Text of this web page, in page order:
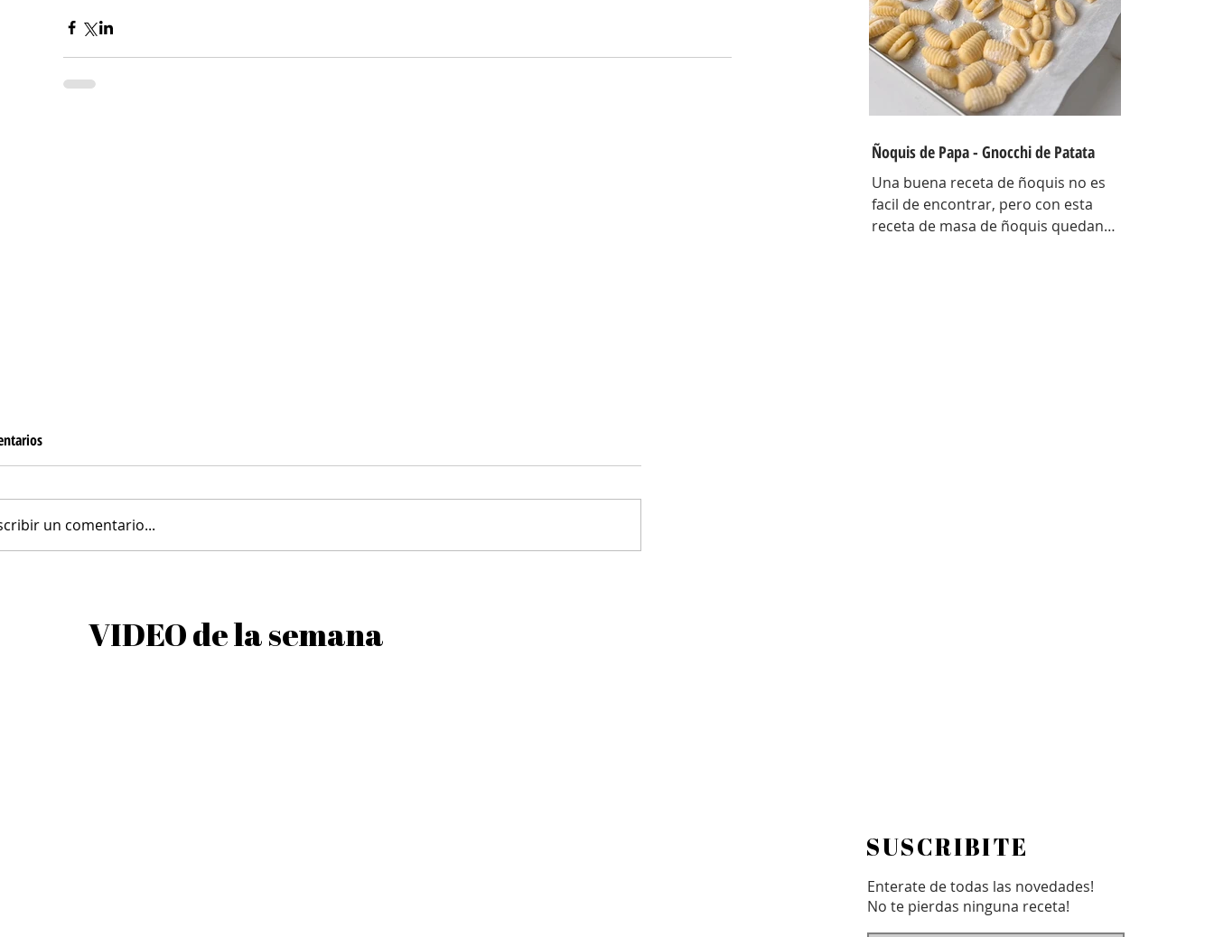
Pasta Frola de Membrillo
un comentario...
c/n, sal c/n, pan rallado y semillas de
sesamo Para el aderezo: Mostaza 1
cdta, dientes de ajo 1 u, salsa inglesa
1 cdta, ju
Ñoquis de Papa - Gnocchi de Patata
Una buena receta de ñoquis no es
facil de encontrar, pero con esta
receta de masa de ñoquis quedan
VIDEO de la semana
SUSCRIBITE
Enterate de todas las novedades!
No te pierdas ninguna receta!